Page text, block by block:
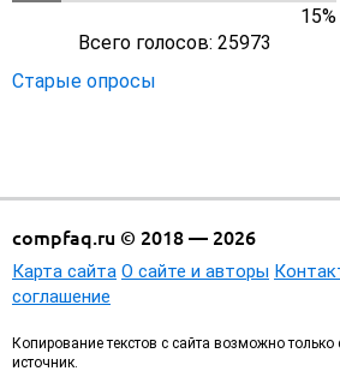
15%
Всего голосов: 25973
Старые опросы
compfaq.ru © 2018 — 2026
Карта сайта О сайте и авторы
соглашение
Копирование текстов с сайта возможно
источник.